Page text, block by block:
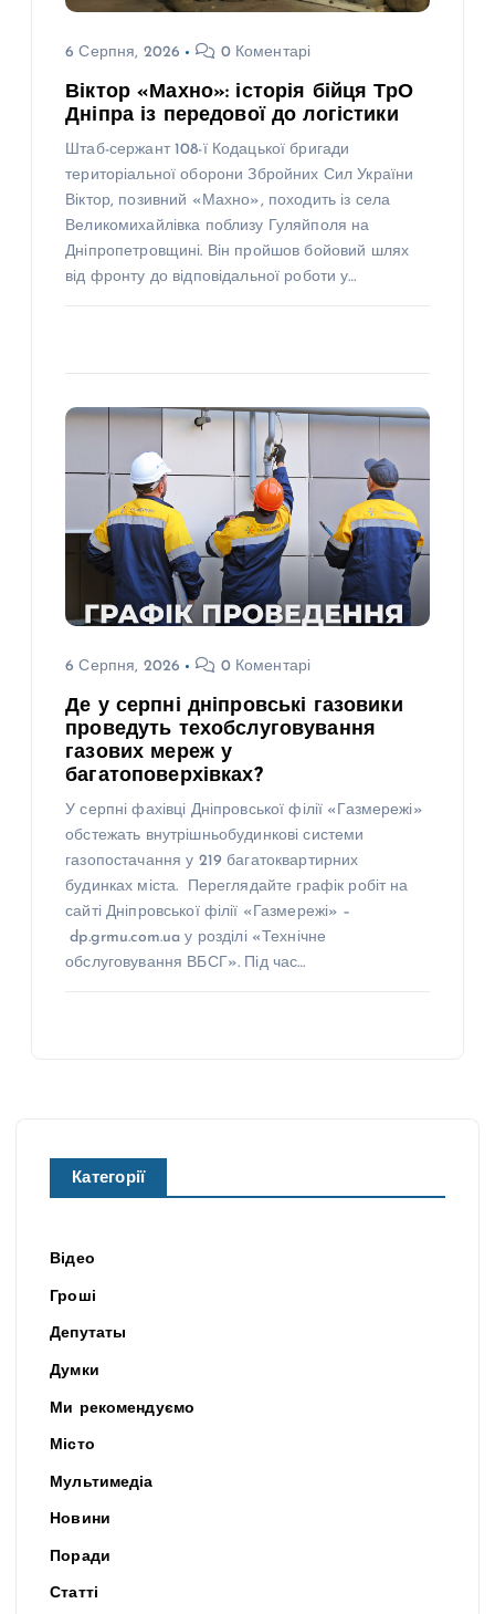
6 Серпня, 2026 0 Коментарі
Віктор «Махно»: історія бійця ТрО
Дніпра із передової до логістики
Штаб-сержант 108-ї Кодацької бригади
територіальної оборони Збройних Сил України
Віктор, позивний «Махно», походить із села
Великомихайлівка поблизу Гуляйполя на
Дніпропетровщині. Він пройшов бойовий шлях
від фронту до відповідальної роботи у…
6 Серпня, 2026 0 Коментарі
Де у серпні дніпровські газовики
проведуть техобслуговування
газових мереж у
багатоповерхівках?
У серпні фахівці Дніпровської філії «Газмережі»
обстежать внутрішньобудинкові системи
газопостачання у 219 багатоквартирних
будинках міста. Переглядайте графік робіт на
сайті Дніпровської філії «Газмережі» –
dp.grmu.com.ua у розділі «Технічне
обслуговування ВБСГ». Під час…
Категорії
Відео
Гроші
Депутаты
Думки
Ми рекомендуємо
Місто
Мультимедіа
Новини
Поради
Статті